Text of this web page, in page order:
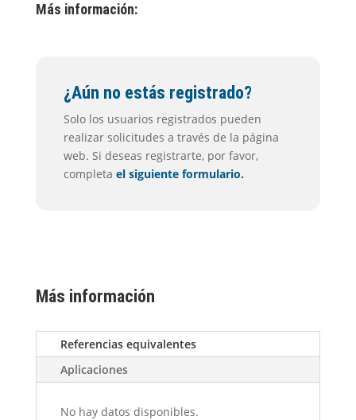
Más información:
¿Aún no estás registrado?
Solo los usuarios registrados pueden
realizar solicitudes a través de la página
web. Si deseas registrarte, por favor,
completa el siguiente formulario.
Más información
Referencias equivalentes
Aplicaciones
No hay datos disponibles.